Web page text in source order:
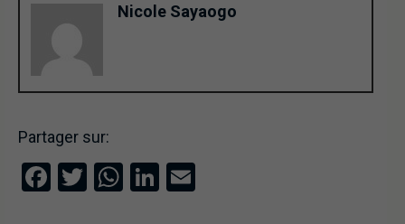
Nicole Sayaogo
Partager sur:
Facebook
Twitter
WhatsApp
LinkedIn